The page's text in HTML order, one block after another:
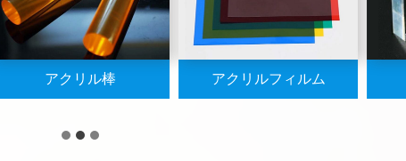
アクリル棒 アクリルフィルム